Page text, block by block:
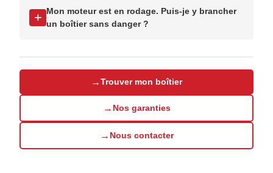
+ Mon moteur est en rodage. Puis-je y brancher
un boîtier sans danger ?
→Trouver mon boîtier
→ Nos garanties
→ Nous contacter